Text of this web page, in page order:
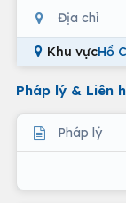
Địa chỉ
Khu vựcHồ
Pháp lý & Liên
Pháp lý